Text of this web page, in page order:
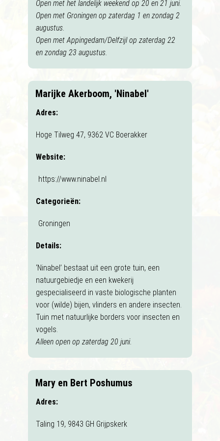
Open met het landelijk weekend op 20 en 21 juni.
Open met Groningen op zaterdag 1 en zondag 2
augustus.
Open met Appingedam/Delfzijl op zaterdag 22
en zondag 23 augustus.
Marijke Akerboom, 'Ninabel'
Adres:
Hoge Tilweg 47, 9362 VC Boerakker
Website:
https://www.ninabel.nl
Categorieën:
Groningen
Details:
‘Ninabel’ bestaat uit een grote tuin, een
natuurgebiedje en een kwekerij
gespecialiseerd in vaste biologische planten
voor (wilde) bijen, vlinders en andere insecten.
Tuin met natuurlijke borders voor insecten en
vogels.
Alleen open op zaterdag 20 juni.
Mary en Bert Poshumus
Adres:
Taling 19, 9843 GH Grijpskerk